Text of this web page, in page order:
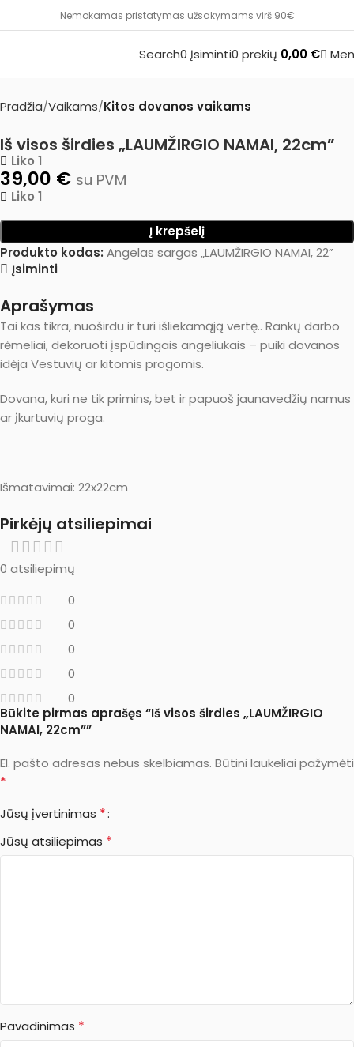
Nemokamas pristatymas užsakymams virš 90€
Search0 Įsiminti0 prekių 0,00 €
Pradžia Vaikams Kitos dovanos vaikams
Iš visos širdies „LAUMŽIRGIO NAMAI, 22cm”
Liko 1
39,00 € su PVM
Liko 1
Į krepšelį
Produkto kodas: Angelas sargas „LAUMŽIRGIO NAMAI, 22”
Įsiminti
Aprašymas
Tai kas tikra, nuoširdu ir turi išliekamąją vertę.. Rankų darbo
rėmeliai, dekoruoti įspūdingais angeliukais – puiki dovanos
idėja Vestuvių ar kitomis progomis.
Dovana, kuri ne tik primins, bet ir papuoš jaunavedžių namus
ar įkurtuvių proga.
Išmatavimai: 22x22cm
Pirkėjų atsiliepimai
0 atsiliepimų
0
0
0
0
0
Būkite pirmas aprašęs “Iš visos širdies „LAUMŽIRGIO
NAMAI, 22cm””
El. pašto adresas nebus skelbiamas. Būtini laukeliai pažymėti
*
Jūsų įvertinimas *
Jūsų atsiliepimas *
Pavadinimas *